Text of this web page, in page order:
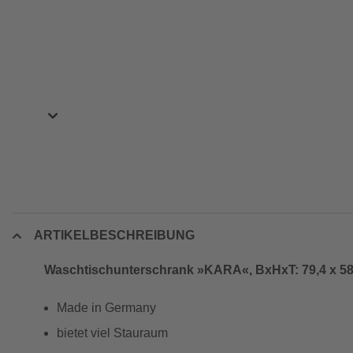
ARTIKELBESCHREIBUNG
Waschtischunterschrank »KARA«, BxHxT: 79,4 x
Made in Germany
bietet viel Stauraum